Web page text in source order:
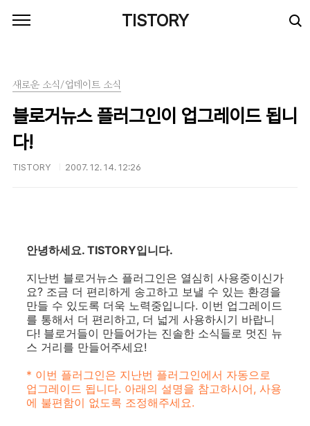
TISTORY
새로운 소식/업데이트 소식
블로거뉴스 플러그인이 업그레이드 됩니
다!
TISTORY 2007. 12. 14. 12:26
안녕하세요. TISTORY입니다.
지난번 블로거뉴스 플러그인은 열심히 사용중이신가
요? 조금 더 편리하게 송고하고 보낼 수 있는 환경을
만들 수 있도록 더욱 노력중입니다. 이번 업그레이드
를 통해서 더 편리하고, 더 넓게 사용하시기 바랍니
다! 블로거들이 만들어가는 진솔한 소식들로 멋진 뉴
스 거리를 만들어주세요!
* 이번 플러그인은 지난번 플러그인에서 자동으로
업그레이드 됩니다. 아래의 설명을 참고하시어, 사용
에 불편함이 없도록 조정해주세요.